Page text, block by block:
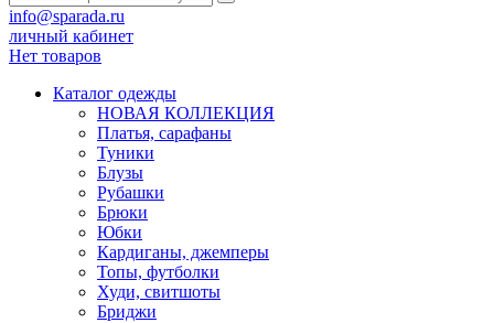
info@sparada.ru
личный кабинет
Нет товаров
Каталог одежды
НОВАЯ КОЛЛЕКЦИЯ
Платья, сарафаны
Туники
Блузы
Рубашки
Брюки
Юбки
Кардиганы, джемперы
Топы, футболки
Худи, свитшоты
Бриджи